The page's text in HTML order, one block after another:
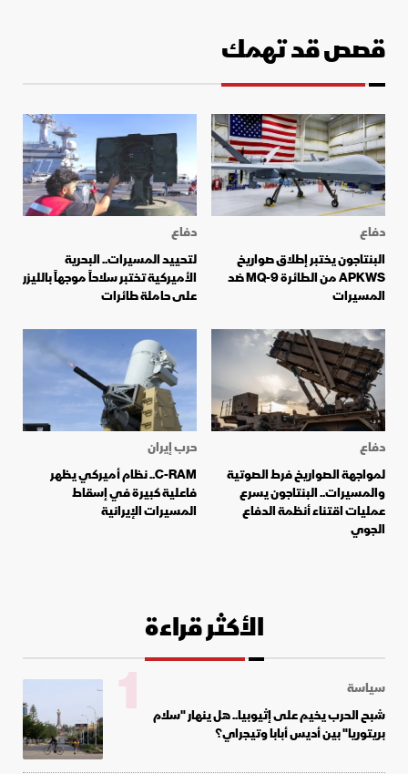
قصص قد تهمك
دفاع
البنتاجون يختبر إطلاق صواريخ
APKWS من الطائرة MQ-9 ضد
المسيرات
دفاع
لتحييد المسيرات.. البحرية
الأميركية تختبر سلاحاً موجهاً بالليزر
على حاملة طائرات
دفاع
لمواجهة الصواريخ فرط الصوتية
والمسيرات.. البنتاجون يسرع
عمليات اقتناء أنظمة الدفاع
الجوي
حرب إيران
C-RAM.. نظام أميركي يظهر
فاعلية كبيرة في إسقاط
المسيرات الإيرانية
الأكثر قراءة
سياسة
شبح الحرب يخيم على إثيوبيا.. هل ينهار "سلام
بريتوريا" بين أديس أبابا وتيجراي؟
1